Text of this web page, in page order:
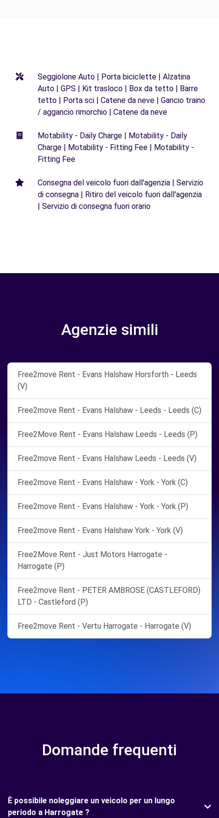
Seggiolone Auto | Porta biciclette | Alzatina
Auto | GPS | Kit trasloco | Box da tetto | Barre
tetto | Porta sci | Catene da neve | Gancio traino
/ aggancio rimorchio | Catene da neve
Motability - Daily Charge | Motability - Daily
Charge | Motability - Fitting Fee | Motability -
Fitting Fee
Consegna del veicolo fuori dall'agenzia | Servizio
di consegna | Ritiro del veicolo fuori dall'agenzia
| Servizio di consegna fuori orario
Agenzie simili
Free2move Rent - Evans Halshaw Horsforth - Leeds
(V)
Free2move Rent - Evans Halshaw - Leeds - Leeds (C)
Free2Move Rent - Evans Halshaw Leeds - Leeds (P)
Free2move Rent - Evans Halshaw Leeds - Leeds (V)
Free2move Rent - Evans Halshaw - York - York (C)
Free2move Rent - Evans Halshaw - York - York (P)
Free2move Rent - Evans Halshaw York - York (V)
Free2Move Rent - Just Motors Harrogate -
Harrogate (P)
Free2move Rent - PETER AMBROSE (CASTLEFORD)
LTD - Castleford (P)
Free2move Rent - Vertu Harrogate - Harrogate (V)
Domande frequenti
È possibile noleggiare un veicolo per un lungo
periodo a Harrogate ?